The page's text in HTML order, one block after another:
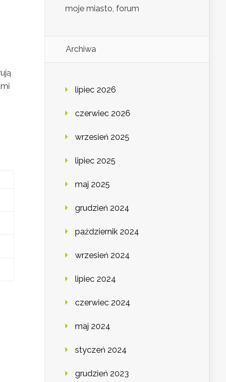
moje miasto, forum
Archiwa
lipiec 2026
czerwiec 2026
wrzesień 2025
lipiec 2025
maj 2025
grudzień 2024
październik 2024
wrzesień 2024
lipiec 2024
czerwiec 2024
maj 2024
styczeń 2024
grudzień 2023